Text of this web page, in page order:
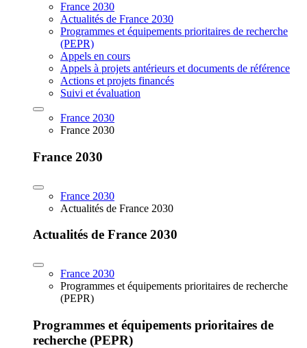
France 2030
Actualités de France 2030
Programmes et équipements prioritaires de recherche
(PEPR)
Appels en cours
Appels à projets antérieurs et documents de référence
Actions et projets financés
Suivi et évaluation
France 2030
France 2030
France 2030
France 2030
Actualités de France 2030
Actualités de France 2030
France 2030
Programmes et équipements prioritaires de recherche
(PEPR)
Programmes et équipements prioritaires de
recherche (PEPR)